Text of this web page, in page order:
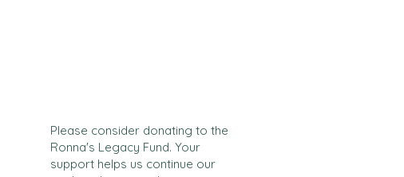
Please consider donating to the
Ronna's Legacy Fund. Your
support helps us continue our